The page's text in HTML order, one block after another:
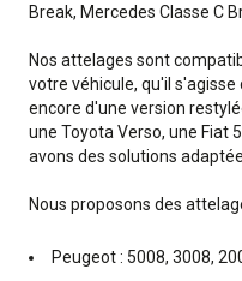
Break, Mercedes Classe C
Nos attelages sont
votre véhicule, qu'il s'agisse
encore d'une version
une Toyota Verso, une Fiat
avons des solutions
Nous proposons des
Peugeot : 5008, 3008,